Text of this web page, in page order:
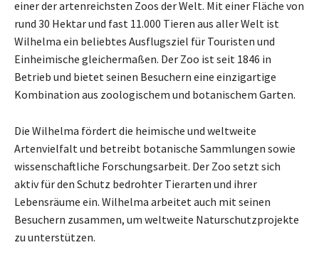
einer der artenreichsten Zoos der Welt. Mit einer Fläche von
rund 30 Hektar und fast 11.000 Tieren aus aller Welt ist
Wilhelma ein beliebtes Ausflugsziel für Touristen und
Einheimische gleichermaßen. Der Zoo ist seit 1846 in
Betrieb und bietet seinen Besuchern eine einzigartige
Kombination aus zoologischem und botanischem Garten.
Die Wilhelma fördert die heimische und weltweite
Artenvielfalt und betreibt botanische Sammlungen sowie
wissenschaftliche Forschungsarbeit. Der Zoo setzt sich
aktiv für den Schutz bedrohter Tierarten und ihrer
Lebensräume ein. Wilhelma arbeitet auch mit seinen
Besuchern zusammen, um weltweite Naturschutzprojekte
zu unterstützen.